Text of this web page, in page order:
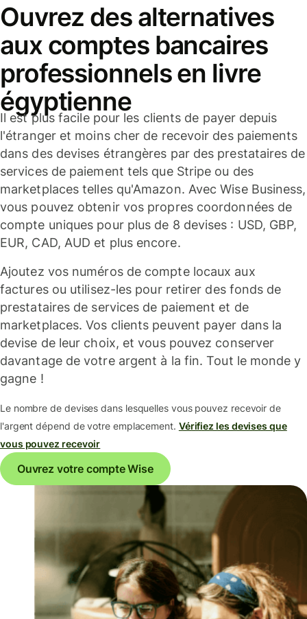
Ouvrez des alternatives
aux comptes bancaires
professionnels en livre
égyptienne
Il est plus facile pour les clients de payer depuis
l'étranger et moins cher de recevoir des paiements
dans des devises étrangères par des prestataires de
services de paiement tels que Stripe ou des
marketplaces telles qu'Amazon. Avec Wise Business,
vous pouvez obtenir vos propres coordonnées de
compte uniques pour plus de 8 devises : USD, GBP,
EUR, CAD, AUD et plus encore.
Ajoutez vos numéros de compte locaux aux
factures ou utilisez-les pour retirer des fonds de
prestataires de services de paiement et de
marketplaces. Vos clients peuvent payer dans la
devise de leur choix, et vous pouvez conserver
davantage de votre argent à la fin. Tout le monde y
gagne !
Le nombre de devises dans lesquelles vous pouvez recevoir de
l'argent dépend de votre emplacement. Vérifiez les devises que
vous pouvez recevoir
Ouvrez votre compte Wise